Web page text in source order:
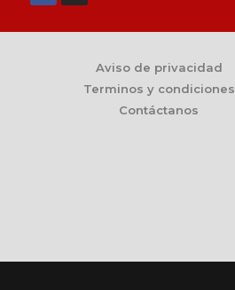
Aviso de privacidad
Terminos y condiciones
Contáctanos